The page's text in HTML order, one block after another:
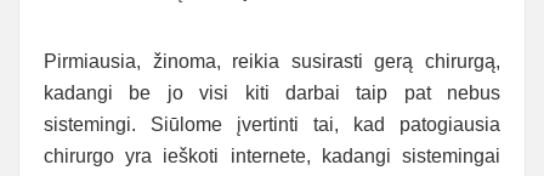
Pirmiausia, žinoma, reikia susirasti gerą chirurgą,
kadangi be jo visi kiti darbai taip pat nebus
sistemingi. Siūlome įvertinti tai, kad patogiausia
chirurgo yra ieškoti internete, kadangi sistemingai